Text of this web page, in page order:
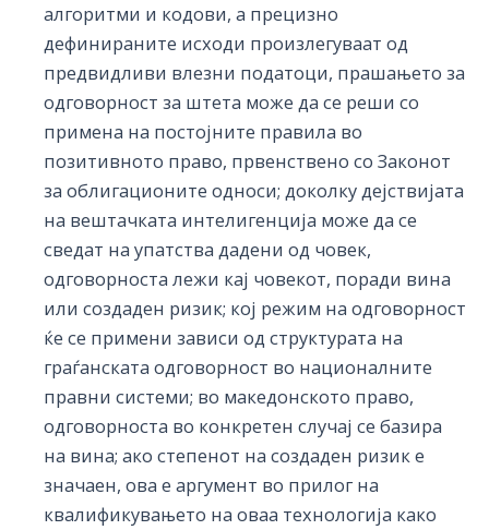
алгоритми и кодови, а прецизно
дефинираните исходи произлегуваат од
предвидливи влезни податоци, прашањето за
одговорност за штета може да се реши со
примена на постојните правила во
позитивното право, првенствено со Законот
за облигационите односи; доколку дејствијата
на вештачката интелигенција може да се
сведат на упатства дадени од човек,
одговорноста лежи кај човекот, поради вина
или создаден ризик; кој режим на одговорност
ќе се примени зависи од структурата на
граѓанската одговорност во националните
правни системи; во македонското право,
одговорноста во конкретен случај се базира
на вина; ако степенот на создаден ризик е
значаен, ова е аргумент во прилог на
квалификувањето на оваа технологија како